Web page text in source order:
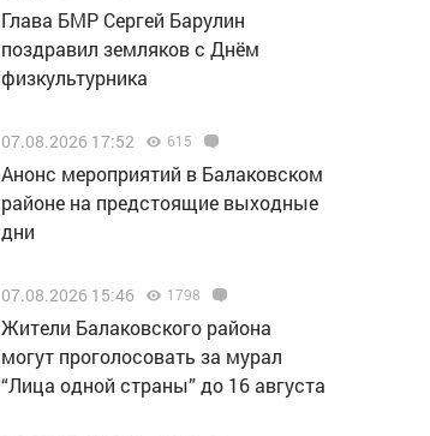
Глава БМР Сергей Барулин
поздравил земляков с Днём
физкультурника
07.08.2026 17:52 615
Анонс мероприятий в Балаковском
районе на предстоящие выходные
дни
07.08.2026 15:46 1798
Жители Балаковского района
могут проголосовать за мурал
“Лица одной страны” до 16 августа